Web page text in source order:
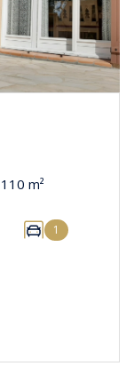
Villa 5 pièce(s) 3 chambre(s) 110 m²
1